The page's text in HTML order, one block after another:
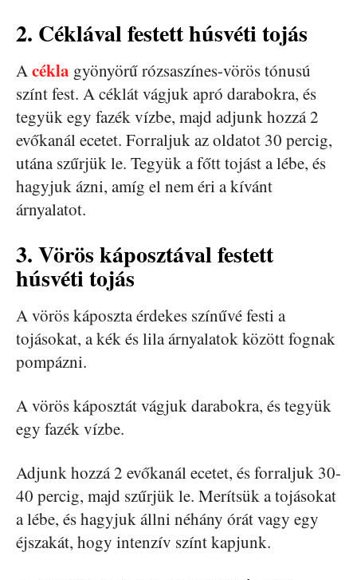
2. Céklával festett húsvéti tojás
A cékla gyönyörű rózsaszínes-vörös tónusú
színt fest. A céklát vágjuk apró darabokra, és
tegyük egy fazék vízbe, majd adjunk hozzá 2
evőkanál ecetet. Forraljuk az oldatot 30 percig,
utána szűrjük le. Tegyük a főtt tojást a lébe, és
hagyjuk ázni, amíg el nem éri a kívánt
árnyalatot.
3. Vörös káposztával festett
húsvéti tojás
A vörös káposzta érdekes színűvé festi a
tojásokat, a kék és lila árnyalatok között fognak
pompázni.
A vörös káposztát vágjuk darabokra, és tegyük
egy fazék vízbe.
Adjunk hozzá 2 evőkanál ecetet, és forraljuk 30-
40 percig, majd szűrjük le. Merítsük a tojásokat
a lébe, és hagyjuk állni néhány órát vagy egy
éjszakát, hogy intenzív színt kapjunk.